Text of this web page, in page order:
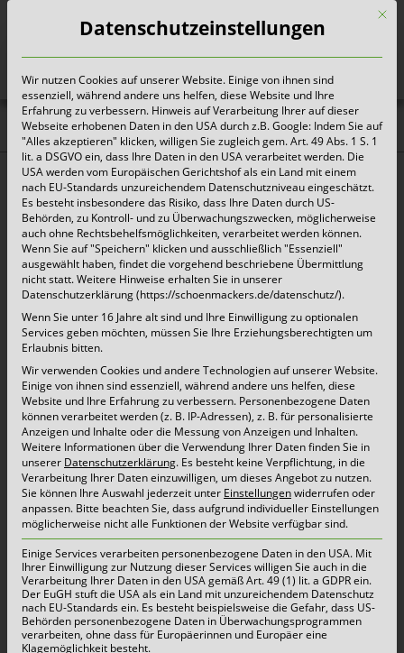
Heute für morgen sorgen
Aktuelles |
Pressemitteilungen
Corona: Aktuelle Hinweise zur
Abfallentsorgung
25. März 2020 |Aktuelles
Kempen, 25. März 2020 – Die aktuellen
Entwicklungen rund um das Coronavirus stellen
uns alle derzeit vor ganz neue
Herausforderungen. Wir setzen alles daran, die
Entsorgungssicherheit zu gewährleisten. Alle
Abfallbehälter werden zur Zeit an den regulären
Tagen geleert, teilweise fahren wir früher als
gewohnt. Unserer Mitarbeiter sind mit vollem
Engagement dabei, die Dienstleistung
durchzuführen. Wir […]
Mit
Datenschutzeinstellungen
Wir nutzen Cookies auf unserer Website. Einige von ihnen sind
essenziell, während andere uns helfen, diese Website und Ihre
Erfahrung zu verbessern. Hinweis auf Verarbeitung Ihrer auf dieser
Webseite erhobenen Daten in den USA durch z.B. Google: Indem Sie auf
"Alles akzeptieren" klicken, willigen Sie zugleich gem. Art. 49 Abs. 1 S. 1
lit. a DSGVO ein, dass Ihre Daten in den USA verarbeitet werden. Die
USA werden vom Europäischen Gerichtshof als ein Land mit einem
nach EU-Standards unzureichendem Datenschutzniveau eingeschätzt.
Es besteht insbesondere das Risiko, dass Ihre Daten durch US-
Behörden, zu Kontroll- und zu Überwachungszwecken, möglicherweise
auch ohne Rechtsbehelfsmöglichkeiten, verarbeitet werden können.
Wenn Sie auf "Speichern" klicken und ausschließlich "Essenziell"
ausgewählt haben, findet die vorgehend beschriebene Übermittlung
nicht statt. Weitere Hinweise erhalten Sie in unserer
Datenschutzerklärung (https://schoenmackers.de/datenschutz/).
Wenn Sie unter 16 Jahre alt sind und Ihre Einwilligung zu optionalen
Services geben möchten, müssen Sie Ihre Erziehungsberechtigten um
Erlaubnis bitten.
Wir verwenden Cookies und andere Technologien auf unserer Website.
Einige von ihnen sind essenziell, während andere uns helfen, diese
Website und Ihre Erfahrung zu verbessern. Personenbezogene Daten
können verarbeitet werden (z. B. IP-Adressen), z. B. für personalisierte
Anzeigen und Inhalte oder die Messung von Anzeigen und Inhalten.
Weitere Informationen über die Verwendung Ihrer Daten finden Sie in
unserer Datenschutzerklärung. Es besteht keine Verpflichtung, in die
Verarbeitung Ihrer Daten einzuwilligen, um dieses Angebot zu nutzen.
Sie können Ihre Auswahl jederzeit unter Einstellungenwiderrufen oder
anpassen. Bitte beachten Sie, dass aufgrund individueller Einstellungen
möglicherweise nicht alle Funktionen der Website verfügbar sind.
Einige Services verarbeiten personenbezogene Daten in den USA. Mit
Ihrer Einwilligung zur Nutzung dieser Services willigen Sie auch in die
Verarbeitung Ihrer Daten in den USA gemäß Art. 49 (1) lit. a GDPR ein.
Der EuGH stuft die USA als ein Land mit unzureichendem Datenschutz
nach EU-Standards ein. Es besteht beispielsweise die Gefahr, dass US-
Behörden personenbezogene Daten in Überwachungsprogrammen
verarbeiten, ohne dass für Europäerinnen und Europäer eine
Klagemöglichkeit besteht.